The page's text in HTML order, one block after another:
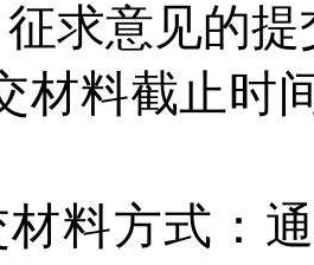
征求意见的
材料截止时
材料方式：